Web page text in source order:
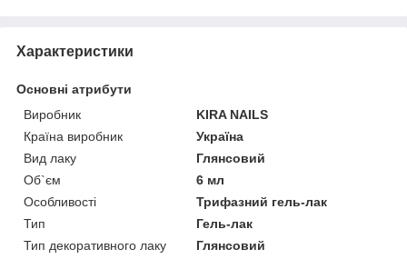
Характеристики
Основні атрибути
Виробник
KIRA NAILS
Країна виробник
Україна
Вид лаку
Глянсовий
Об`єм
6 мл
Особливості
Трифазний гель-лак
Тип
Гель-лак
Тип декоративного лаку
Глянсовий